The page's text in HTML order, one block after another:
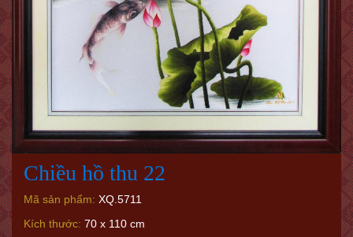
Chiều hồ thu 22
Mã sản phẩm: XQ.5711
Kích thước: 70 x 110 cm